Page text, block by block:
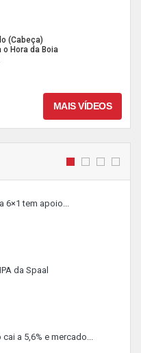
(Cabeça)
Hora da Boia
MAIS VÍDEOS
6×1 tem apoio...
da Spaal
a 5,6% e mercado...